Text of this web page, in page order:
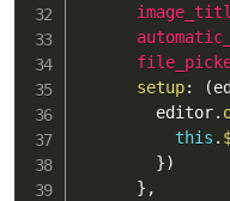
setup: (
        editor
.
this .
})
} ,